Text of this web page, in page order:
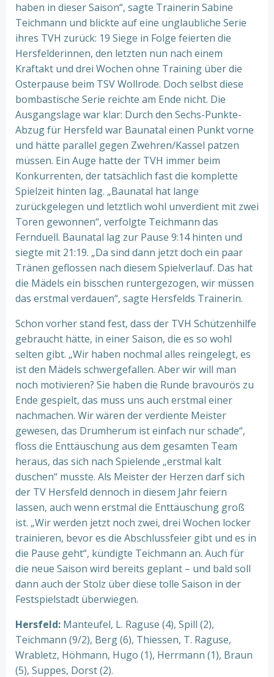
haben in dieser Saison“, sagte Trainerin Sabine
Teichmann und blickte auf eine unglaubliche Serie
ihres TVH zurück: 19 Siege in Folge feierten die
Hersfelderinnen, den letzten nun nach einem
Kraftakt und drei Wochen ohne Training über die
Osterpause beim TSV Wollrode. Doch selbst diese
bombastische Serie reichte am Ende nicht. Die
Ausgangslage war klar: Durch den Sechs-Punkte-
Abzug für Hersfeld war Baunatal einen Punkt vorne
und hätte parallel gegen Zwehren/Kassel patzen
müssen. Ein Auge hatte der TVH immer beim
Konkurrenten, der tatsächlich fast die komplette
Spielzeit hinten lag. „Baunatal hat lange
zurückgelegen und letztlich wohl unverdient mit zwei
Toren gewonnen“, verfolgte Teichmann das
Fernduell. Baunatal lag zur Pause 9:14 hinten und
siegte mit 21:19. „Da sind dann jetzt doch ein paar
Tränen geflossen nach diesem Spielverlauf. Das hat
die Mädels ein bisschen runtergezogen, wir müssen
das erstmal verdauen“, sagte Hersfelds Trainerin.
Schon vorher stand fest, dass der TVH Schützenhilfe
gebraucht hätte, in einer Saison, die es so wohl
selten gibt. „Wir haben nochmal alles reingelegt, es
ist den Mädels schwergefallen. Aber wir will man
noch motivieren? Sie haben die Runde bravourös zu
Ende gespielt, das muss uns auch erstmal einer
nachmachen. Wir wären der verdiente Meister
gewesen, das Drumherum ist einfach nur schade“,
floss die Enttäuschung aus dem gesamten Team
heraus, das sich nach Spielende „erstmal kalt
duschen“ musste. Als Meister der Herzen darf sich
der TV Hersfeld dennoch in diesem Jahr feiern
lassen, auch wenn erstmal die Enttäuschung groß
ist. „Wir werden jetzt noch zwei, drei Wochen locker
trainieren, bevor es die Abschlussfeier gibt und es in
die Pause geht“, kündigte Teichmann an. Auch für
die neue Saison wird bereits geplant – und bald soll
dann auch der Stolz über diese tolle Saison in der
Festspielstadt überwiegen.
Hersfeld: Manteufel, L. Raguse (4), Spill (2),
Teichmann (9/2), Berg (6), Thiessen, T. Raguse,
Wrabletz, Höhmann, Hugo (1), Herrmann (1), Braun
(5), Suppes, Dorst (2).